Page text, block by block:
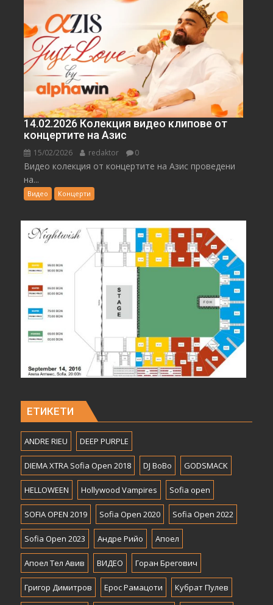
14.02.2026 Колекция видео клипове от
концертите на Азис
15/02/2026 redaktor 0
Видео колекция от концертите на Азис проведени
на...
Видео Концерти
ЕТИКЕТИ
ANDRE RIEU DEEP PURPLE
DIEMA XTRA Sofia Open 2018 DJ BoBo GODSMACK
HELLOWEEN Hollywood Vampires Sofia open
SOFIA OPEN 2019 Sofia Open 2020 Sofia Open 2022
Sofia Open 2023 Андре Рийо Апоел
Апоел Тел Авив ВИДЕО Горан Брегович
Григор Димитров Ерос Рамацоти Кубрат Пулев